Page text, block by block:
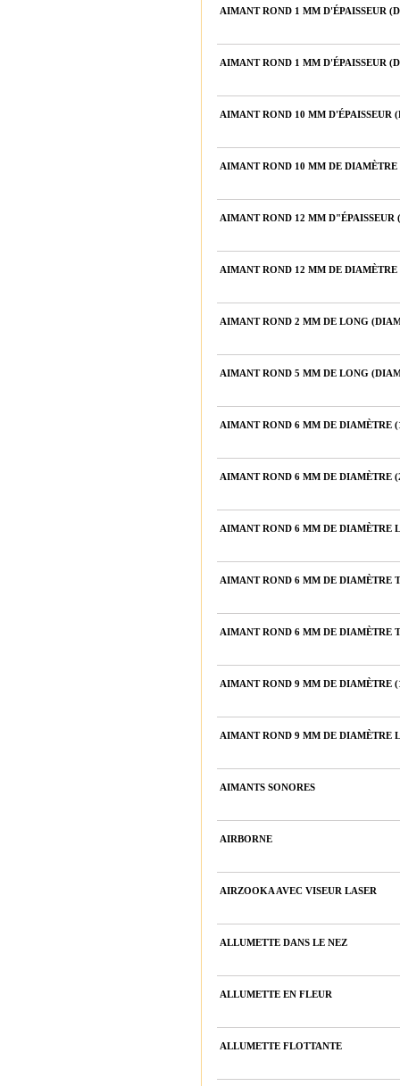
AIMANT ROND 1 MM D'ÉPAISSEUR
AIMANT ROND 1 MM D'ÉPAISSEUR
AIMANT ROND 10 MM D'ÉPAISSEUR
AIMANT ROND 10 MM DE
AIMANT ROND 12 MM D"ÉPAISSEUR
AIMANT ROND 12 MM DE DIAMÈTRE
AIMANT ROND 2 MM DE LONG
AIMANT ROND 5 MM DE LONG
AIMANT ROND 6 MM DE DIAMÈTRE
AIMANT ROND 6 MM DE DIAMÈTRE
AIMANT ROND 6 MM DE DIAMÈTRE
AIMANT ROND 6 MM DE DIAMÈTRE
AIMANT ROND 6 MM DE DIAMÈTRE
AIMANT ROND 9 MM DE DIAMÈTRE
AIMANT ROND 9 MM DE DIAMÈTRE
AIMANTS SONORES
AIRBORNE
AIRZOOKA AVEC VISEUR LASER
ALLUMETTE DANS LE NEZ
ALLUMETTE EN FLEUR
ALLUMETTE FLOTTANTE